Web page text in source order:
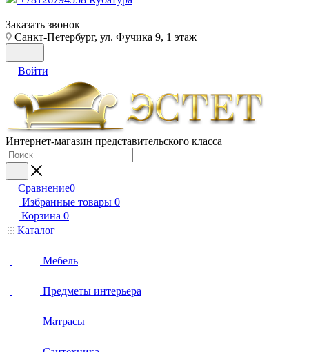
Заказать звонок
Санкт-Петербург, ул. Фучика 9, 1 этаж
Войти
Интернет-магазин представительского класса
Сравнение0
Избранные товары 0
Корзина 0
Каталог
Мебель
Предметы интерьера
Матрасы